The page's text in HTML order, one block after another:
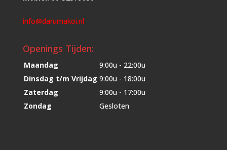
info@darumakoi.nl
Openings Tijden:
Maandag
9:00u - 22:00u
Dinsdag t/m Vrijdag 9:00u - 18:00u
Zaterdag
9:00u - 17:00u
Zondag
Gesloten